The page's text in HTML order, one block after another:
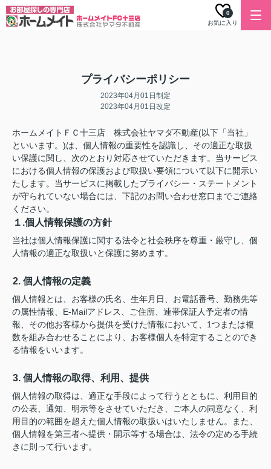
お気に入り
0
プライバシーポリシー
2023年04月01日制定
2023年04月01日改定
ホームメイトＦＣ十三店 株式会社ヤマダ不動産(以下「当社」
といいます。)は、個人情報の重要性を認識し、その適正な取扱
い保護に関し、次のとおり対応させていただきます。当サービス
における個人情報の保護および取扱い要領について以下に開示い
たします。当サービスに掲載したプライバシー・ステートメント
が守られていない場合には、下記のお問い合わせ窓口までご連絡
ください。
１.個人情報保護の方針
当社は個人情報保護に関する法令と社会秩序を尊重・厳守し、個
人情報の適正な取扱いと保護に努めます。
2. 個人情報の定義
個人情報とは、お客様の氏名、生年月日、お電話番号、勤務先等
の属性情報、E-Mailアドレス、ご住所、連帯保証人予定者の情
報、その他お客様から提供を受けた情報において、1つまたは複
数を組み合わせることにより、お客様個人を特定することのでき
る情報をいいます。
3. 個人情報の取得、利用、提供
個人情報の取得は、適正な手段によって行うとともに、利用目的
の公表、通知、明示等をさせていただき、ご本人の同意なく、利
用目的の範囲を超えた個人情報の取扱いはいたしません。また、
個人情報を第三者へ提供・開示等する場合は、法令の定める手続
きに則って行います。